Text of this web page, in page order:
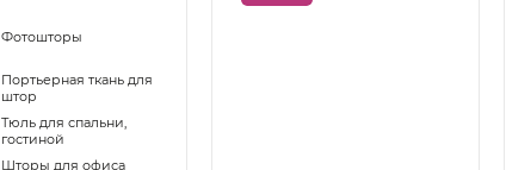
Фотошторы
Портьерная ткань для
штор
Тюль для спальни,
гостиной
Шторы для офиса